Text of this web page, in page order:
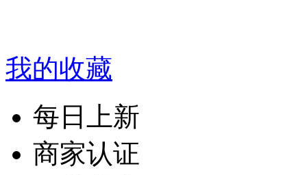
我的收藏
每日上新
商家认证